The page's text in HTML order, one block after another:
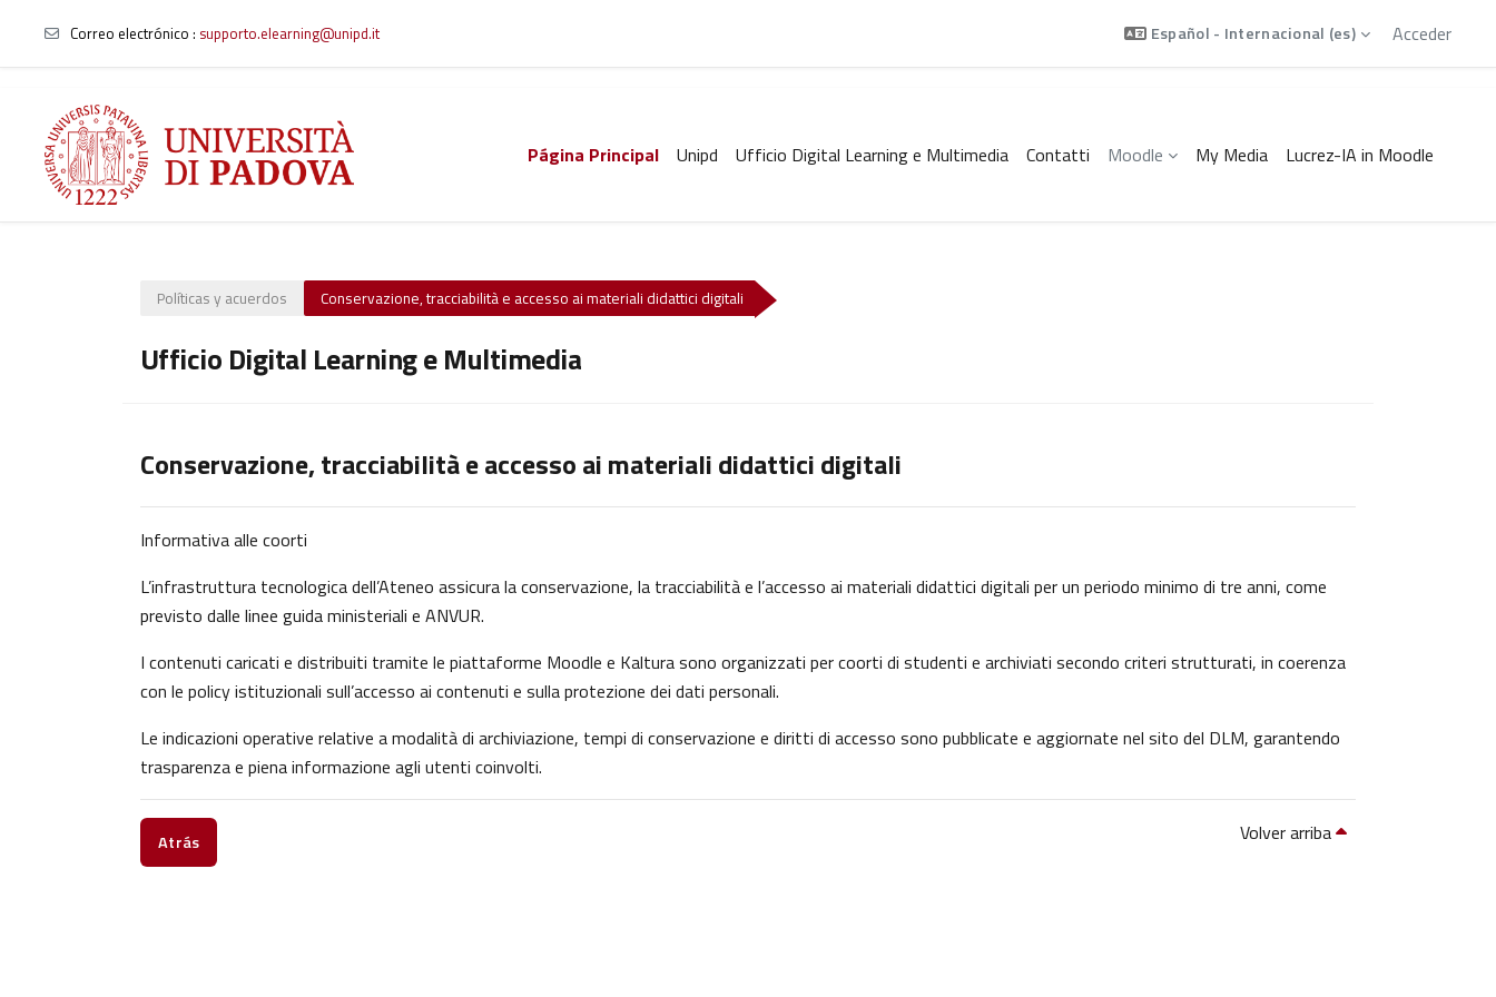
Salta al contenido principal
Correo electrónico : supporto.elearning@unipd.it Español - Internacional ‎(es)‎ Acceder
Página Principal Unipd Ufficio Digital Learning e Multimedia Contatti Moodle My Media Lucrez-IA in Moodle
Políticas y acuerdos Conservazione, tracciabilità e accesso ai materiali didattici digitali
Ufficio Digital Learning e Multimedia
Conservazione, tracciabilità e accesso ai materiali didattici digitali
Informativa alle coorti
L’infrastruttura tecnologica dell’Ateneo assicura la conservazione, la tracciabilità e l’accesso ai materiali didattici digitali per un periodo minimo di tre anni, come
previsto dalle linee guida ministeriali e ANVUR.
I contenuti caricati e distribuiti tramite le piattaforme Moodle e Kaltura sono organizzati per coorti di studenti e archiviati secondo criteri strutturati, in coerenza
con le policy istituzionali sull’accesso ai contenuti e sulla protezione dei dati personali.
Le indicazioni operative relative a modalità di archiviazione, tempi di conservazione e diritti di accesso sono pubblicate e aggiornate nel sito del DLM, garantendo
trasparenza e piena informazione agli utenti coinvolti.
Atrás Volver arriba